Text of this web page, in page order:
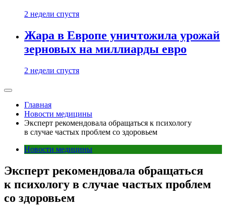
2 недели спустя
Жара в Европе уничтожила урожай
зерновых на миллиарды евро
2 недели спустя
Главная
Новости медицины
Эксперт рекомендовала обращаться к психологу
в случае частых проблем со здоровьем
Новости медицины
Эксперт рекомендовала обращаться
к психологу в случае частых проблем
со здоровьем